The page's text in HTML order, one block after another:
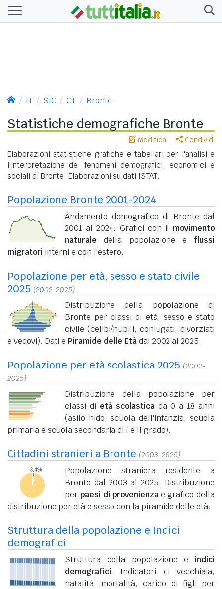
IT SIC CT Bronte
Statistiche demografiche Bronte
Modifica Condividi
Elaborazioni statistiche grafiche e tabellari per l'analisi e
l'interpretazione dei fenomeni demografici, economici e
sociali di Bronte. Elaborazioni su dati ISTAT.
Popolazione Bronte 2001-2024
Andamento demografico di Bronte dal
2001 al 2024. Grafici con il movimento
naturale della popolazione e flussi
migratori interni e con l'estero.
Popolazione per età, sesso e stato civile
2025 (2002-2025)
Distribuzione della popolazione di
Bronte per classi di età, sesso e stato
civile (celibi/nubili, coniugati, divorziati
e vedovi). Dati e Piramide delle Etàdal 2002 al 2025.
Popolazione per età scolastica 2025 (2002-
2025)
Distribuzione della popolazione per
classi di età scolastica da 0 a 18 anni
(asilo nido, scuola dell'infanzia, scuola
primaria e scuola secondaria di I e II grado).
Cittadini stranieri a Bronte (2003-2025)
Popolazione straniera residente a
Bronte dal 2003 al 2025. Distribuzione
per paesi di provenienzae grafico della
distribuzione per età e sesso con la piramide delle età.
Struttura della popolazione e Indici
demografici
Struttura della popolazione e indici
demografici. Indicatori di vecchiaia,
natalità, mortalità, carico di figli per